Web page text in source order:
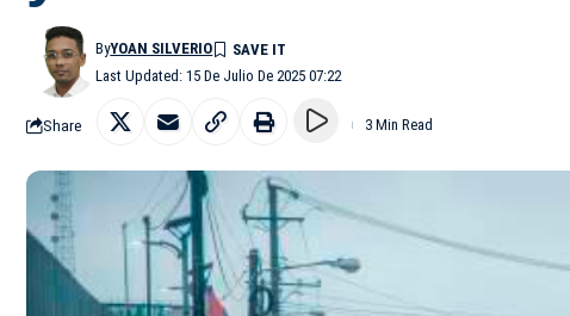
Last Updated: 15 De Julio De 2025 07:22
ByYOAN SILVERIO
Share 3 Min Read